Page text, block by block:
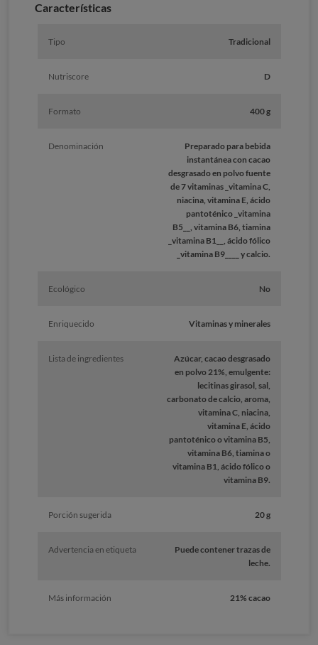
Características
Tipo Tradicional
Nutriscore D
Formato 400 g
Denominación
Preparado para bebida
instantánea con cacao
desgrasado en polvo fuente
de 7 vitaminas _vitamina C,
niacina, vitamina E, ácido
pantoténico _vitamina
B5__, vitamina B6, tiamina
_vitamina B1__, ácido fólico
_vitamina B9____ y calcio.
Ecológico No
Enriquecido Vitaminas y minerales
Lista de ingredientes
Azúcar, cacao desgrasado
en polvo 21%, emulgente:
lecitinas girasol, sal,
carbonato de calcio, aroma,
vitamina C, niacina,
vitamina E, ácido
pantoténico o vitamina B5,
vitamina B6, tiamina o
vitamina B1, ácido fólico o
vitamina B9.
Porción sugerida 20 g
Advertencia en etiqueta
Puede contener trazas de
leche.
Más información 21% cacao